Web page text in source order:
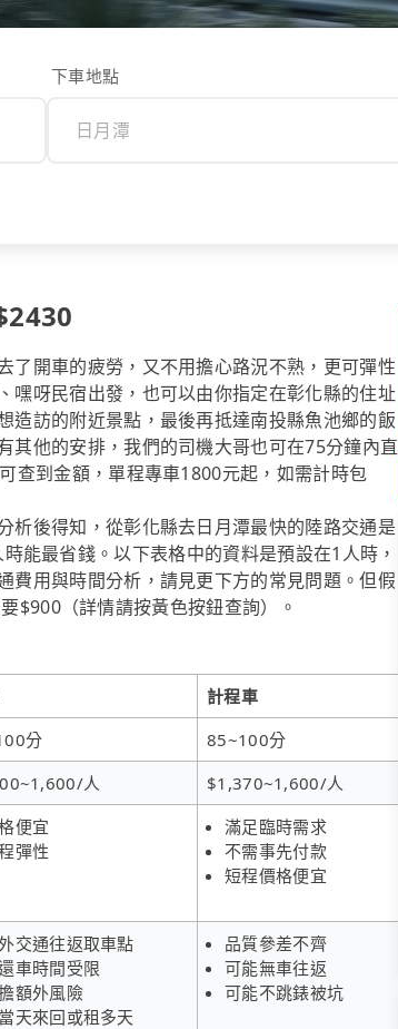
下車地點
了開車的疲勞，又不用擔心路況不熟，更可彈性
嘿呀民宿出發，也可以由你指定在彰化縣的住址
造訪的附近景點，最後再抵達南投縣魚池鄉的飯
其他的安排，我們的司機大哥也可在75分鐘內直
查到金額，單程專車1800元起，如需計時包
析後得知，從彰化縣去日月潭最快的陸路交通是
能最省錢。以下表格中的資料是預設在1人時，
費用與時間分析，請見更下方的常見問題。但假
$900（詳情請按黃色按鈕查詢）。
計程車
分
85~100分
人
$1,370~1,600/人
便宜
彈性
滿足臨時需求
不需事先付款
短程價格便宜
交通往返取車點
車時間受限
額外風險
天來回或租多天
品質參差不齊
可能無車往返
可能不跳錶被坑